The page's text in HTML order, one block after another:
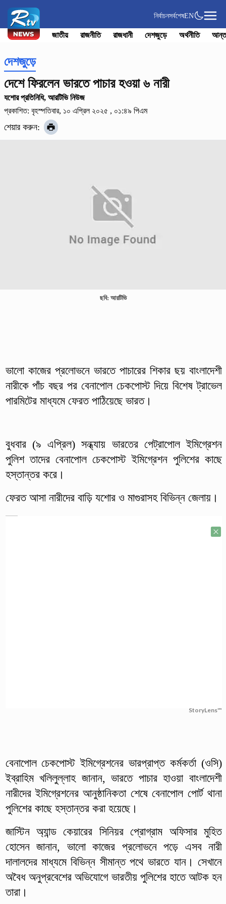
নির্বাচনসর্বশেষEN
জাতীয় রাজনীতি রাজধানী দেশজুড়ে অর্থনীতি
দেশজুড়ে
দেশে ফিরলেন ভারতে পাচার হওয়া ৬ নারী
যশোর প্রতিনিধি, আরটিভি নিউজ
প্রকাশিত: বৃহস্পতিবার, ১০ এপ্রিল ২০২৫ , ০১:৪৯ পিএম
শেয়ার করুন:
ছবি: আরটিভি
ভালো কাজের প্রলোভনে ভারতে পাচারের শিকার ছয় বাংলাদেশী
নারীকে পাঁচ বছর পর বেনাপোল চেকপোস্ট দিয়ে বিশেষ ট্রাভেল
পারমিটের মাধ্যমে ফেরত পাঠিয়েছে ভারত।
বুধবার (৯ এপ্রিল) সন্ধ্যায় ভারতের পেট্রাপোল ইমিগ্রেশন
পুলিশ তাদের বেনাপোল চেকপোস্ট ইমিগ্রেশন পুলিশের কাছে
হস্তান্তর করে।
ফেরত আসা নারীদের বাড়ি যশোর ও মাগুরাসহ বিভিন্ন জেলায়।
StoryLens™
বেনাপোল চেকপোস্ট ইমিগ্রেশনের ভারপ্রাপ্ত কর্মকর্তা (ওসি)
ইব্রাহিম খলিলুল্লাহ জানান, ভারতে পাচার হাওয়া বাংলাদেশী
নারীদের ইমিগ্রেশনের আনুষ্ঠানিকতা শেষে বেনাপোল পোর্ট থানা
পুলিশের কাছে হস্তান্তর করা হয়েছে।
জাস্টিন অ্যান্ড কেয়ারের সিনিয়র প্রোগ্রাম অফিসার মুহিত
হোসেন জানান, ভালো কাজের প্রলোভনে পড়ে এসব নারী
দালালদের মাধ্যমে বিভিন্ন সীমান্ত পথে ভারতে যান। সেখানে
অবৈধ অনুপ্রবেশের অভিযোগে ভারতীয় পুলিশের হাতে আটক হন
তারা।